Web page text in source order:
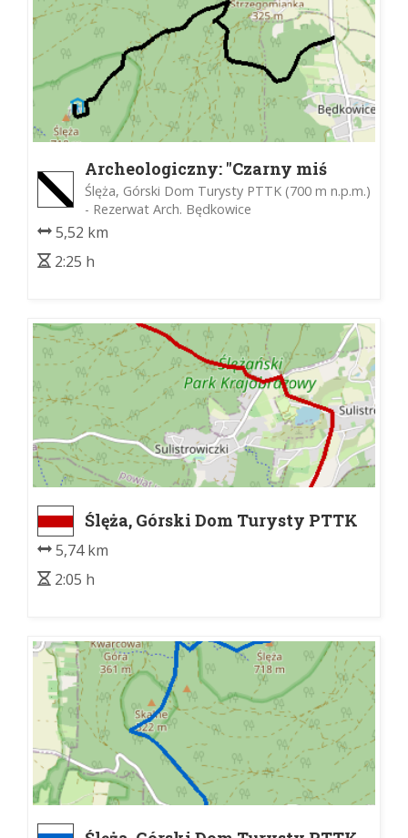
Archeologiczny: "Czarny miś
ślężański"
Ślęża, Górski Dom Turysty PTTK (700 m n.p.m.)
- Rezerwat Arch. Będkowice
5,52 km
2:25 h
Ślęża, Górski Dom Turysty PTTK
(700 m n.p.m.) - Przełęcz Słupicka
(320 m n.p.m.)
5,74 km
2:05 h